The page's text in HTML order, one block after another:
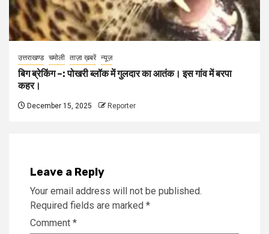
उत्तराखण्ड चमोली ताज़ा ख़बरें न्यूज़
बिग ब्रेकिंग –: पोखरी ब्लॉक में गुलदार का आतंक। इस गांव में बरपा
कहर।
December 15, 2025 Reporter
Leave a Reply
Your email address will not be published.
Required fields are marked *
Comment *